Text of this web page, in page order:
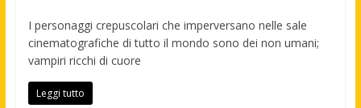
I personaggi crepuscolari che imperversano nelle sale
cinematografiche di tutto il mondo sono dei non umani;
vampiri ricchi di cuore
Leggi tutto